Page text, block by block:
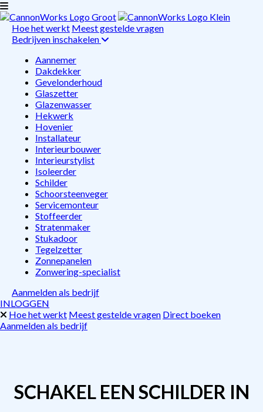
Hoe het werkt Meest gestelde vragen
Bedrijven inschakelen
Aannemer
Dakdekker
Gevelonderhoud
Glaszetter
Glazenwasser
Hekwerk
Hovenier
Installateur
Interieurbouwer
Interieurstylist
Isoleerder
Schilder
Schoorsteenveger
Servicemonteur
Stoffeerder
Stratenmaker
Stukadoor
Tegelzetter
Zonnepanelen
Zonwering-specialist
Aanmelden als bedrijf
INLOGGEN
Hoe het werkt Meest gestelde vragen Direct boeken
Aanmelden als bedrijf
SCHAKEL EEN SCHILDER IN